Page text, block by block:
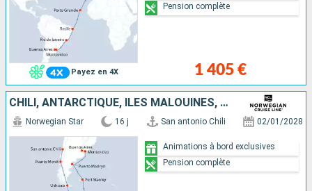
Payez en 4X 1 405 €
Pension complète
CHILI, ANTARCTIQUE, ÎLES MALOUINES, ARGENTINE, URUGUAY
Norwegian Star 16 j San antonio Chili 02/01/2028
Animations à bord exclusives
Pension complète